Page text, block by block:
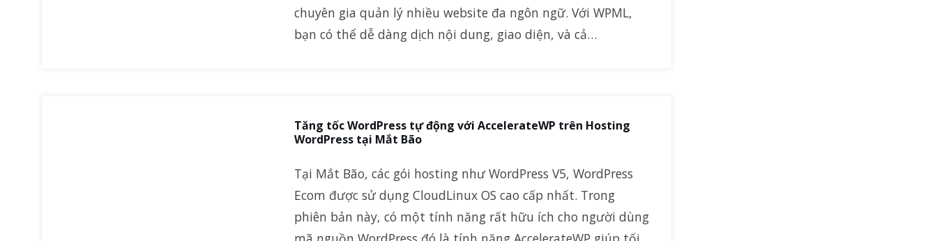
chuyên gia quản lý nhiều website đa ngôn ngữ. Với WPML,
bạn có thể dễ dàng dịch nội dung, giao diện, và cả…
Tăng tốc WordPress tự động với AccelerateWP trên Hosting
WordPress tại Mắt Bão
Tại Mắt Bão, các gói hosting như WordPress V5, WordPress
Ecom được sử dụng CloudLinux OS cao cấp nhất. Trong
phiên bản này, có một tính năng rất hữu ích cho người dùng